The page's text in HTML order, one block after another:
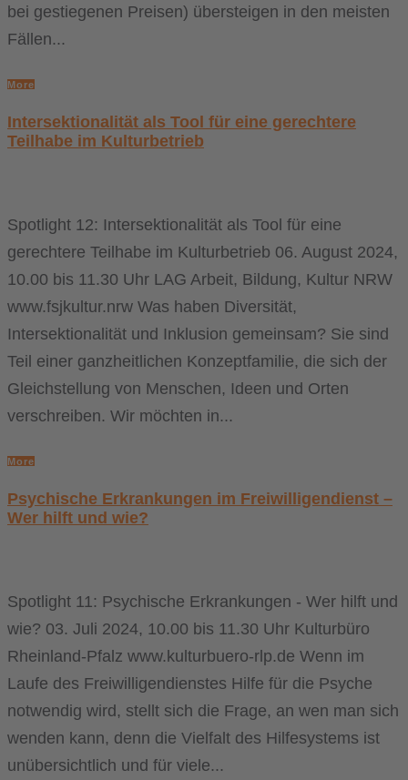
bei gestiegenen Preisen) übersteigen in den meisten
Fällen...
More
Intersektionalität als Tool für eine gerechtere
Teilhabe im Kulturbetrieb
Spotlight 12: Intersektionalität als Tool für eine
gerechtere Teilhabe im Kulturbetrieb 06. August 2024,
10.00 bis 11.30 Uhr LAG Arbeit, Bildung, Kultur NRW
www.fsjkultur.nrw Was haben Diversität,
Intersektionalität und Inklusion gemeinsam? Sie sind
Teil einer ganzheitlichen Konzeptfamilie, die sich der
Gleichstellung von Menschen, Ideen und Orten
verschreiben. Wir möchten in...
More
Psychische Erkrankungen im Freiwilligendienst –
Wer hilft und wie?
Spotlight 11: Psychische Erkrankungen - Wer hilft und
wie? 03. Juli 2024, 10.00 bis 11.30 Uhr Kulturbüro
Rheinland-Pfalz www.kulturbuero-rlp.de Wenn im
Laufe des Freiwilligendienstes Hilfe für die Psyche
notwendig wird, stellt sich die Frage, an wen man sich
wenden kann, denn die Vielfalt des Hilfesystems ist
unübersichtlich und für viele...